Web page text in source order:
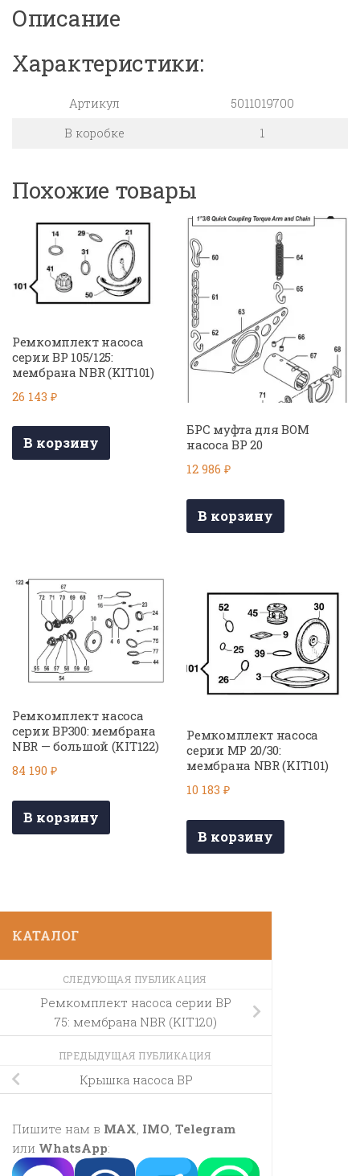
d25
Описание
Характеристики:
Артикул
5011019700
В коробке
1
Похожие товары
Ремкомплект насоса
серии BP 105/125:
мембрана NBR (KIT101)
26 143 ₽
В корзину
БРС муфта для ВОМ
насоса BP 20
12 986₽
В корзину
Ремкомплект насоса
серии BP300: мембрана
NBR — большой (KIT122)
84 190 ₽
В корзину
Ремкомплект насоса
серии МР 20/30:
мембрана NBR (KIT101)
10 183₽
В корзину
КАТАЛОГ
СЛЕДУЮЩАЯ ПУБЛИКАЦИЯ
Ремкомплект насоса серии BP
75: мембрана NBR (KIT120)
ПРЕДЫДУЩАЯ ПУБЛИКАЦИЯ
Крышка насоса BP
Пишите нам в MAX, IMO, Telegram
или WhatsApp: